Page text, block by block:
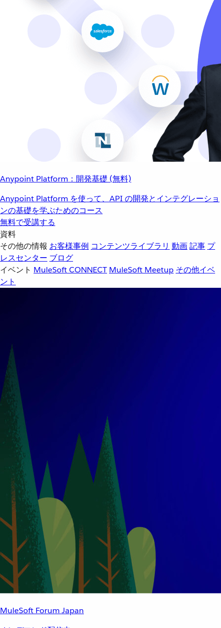
Anypoint Platform：開発基礎 (無料)
Anypoint Platform を使って、API の開発とインテグレーショ
ンの基礎を学ぶためのコース
無料で受講する
資料
その他の情報 お客様事例 コンテンツライブラリ 動画記事 プ
レスセンター ブログ
イベント MuleSoft CONNECT MuleSoft Meetup その他イベ
ント
MuleSoft Forum Japan